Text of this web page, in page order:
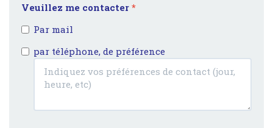
Veuillez me contacter *
Par mail
par téléphone, de préférence